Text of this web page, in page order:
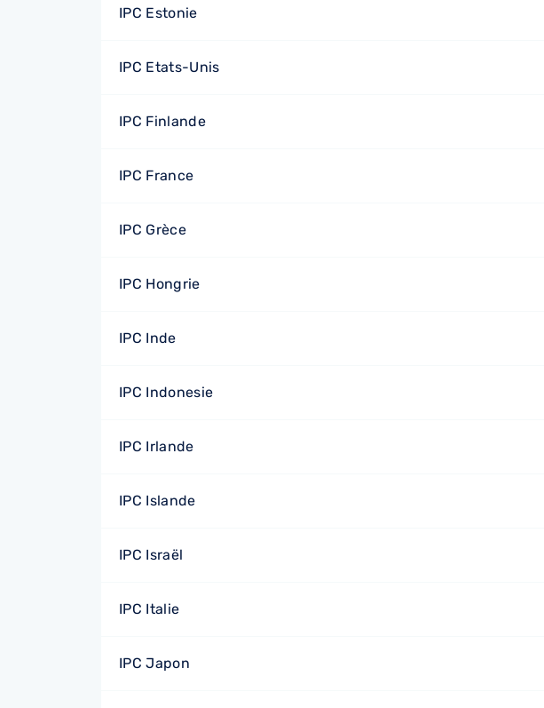
IPC Estonie
IPC Etats-Unis
IPC Finlande
IPC France
IPC Grèce
IPC Hongrie
IPC Inde
IPC Indonesie
IPC Irlande
IPC Islande
IPC Israël
IPC Italie
IPC Japon